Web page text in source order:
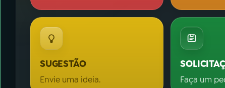
SUGESTÃO
Envie uma ideia. Faça um